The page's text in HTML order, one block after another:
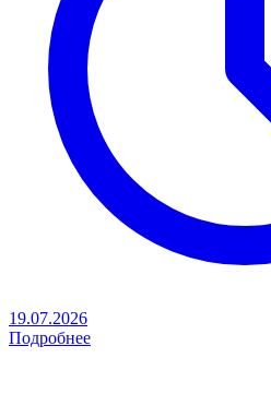
19.07.2026
Подробнее